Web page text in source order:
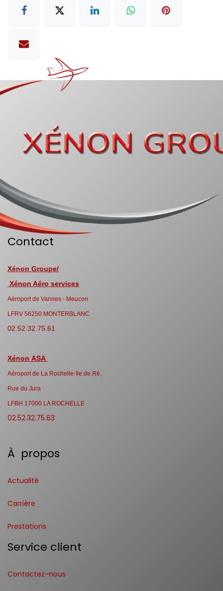
Contact
Xénon Groupe/
Xénon Aéro services
Aéroport de Vannes - Meucon
LFRV 56250 MONTERBLANC
02.52.32.75.61
Xénon ASA
Aéroport de La Rochelle-Ile de Ré,
Rue du Jura
LFBH 17000 LA ROCHELLE
02.52.32.75.63
À propos
Actualité
Carrière
Prestations
Service client
Contactez-nous